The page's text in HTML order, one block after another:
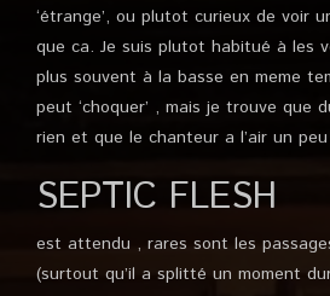
‘étrange’, ou plutot curieux de voir
que ca. Je suis plutot habitué à les
plus souvent à la basse en meme
peut ‘choquer’ , mais je trouve que
rien et que le chanteur a l’air un
SEPTIC FLESH
est attendu , rares sont les
(surtout qu’il a splitté un moment